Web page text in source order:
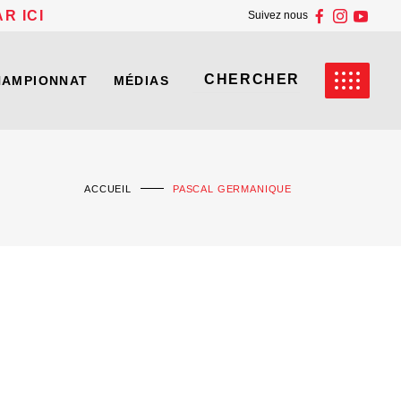
ICI Suivez nous
MÉDIAS
ACCUEIL PASCAL GERMANIQUE